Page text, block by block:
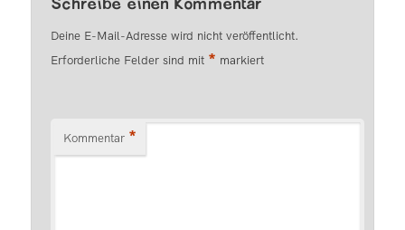
Deine E-Mail-Adresse wird nicht veröffentlicht.
Erforderliche Felder sind mit * markiert
Kommentar *